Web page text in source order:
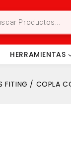
HERRAMIENTAS
FITING / COPLA